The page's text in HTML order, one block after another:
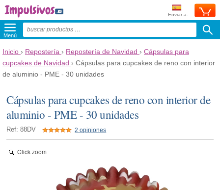
Enviar a:
Menú
Inicio › Repostería › Repostería de Navidad › Cápsulas para
cupcakes de Navidad › Cápsulas para cupcakes de reno con interior
de aluminio - PME - 30 unidades
Cápsulas para cupcakes de reno con interior de
aluminio - PME - 30 unidades
Ref: 88DV 2 opiniones
Click zoom